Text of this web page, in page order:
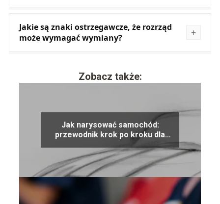
Jakie są znaki ostrzegawcze, że rozrząd
może wymagać wymiany?
Zobacz także:
Jak narysować samochód:
przewodnik krok po kroku dla